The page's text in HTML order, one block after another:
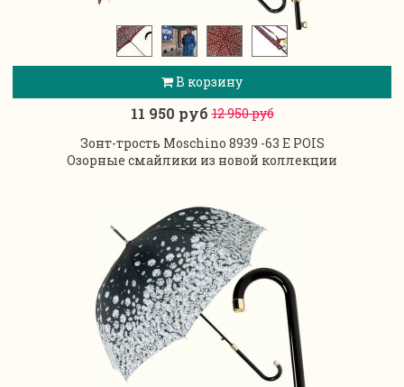
В корзину
11 950 руб12 950 руб
Зонт-трость Moschino 8939 -63 E POIS
Озорные смайлики из новой коллекции